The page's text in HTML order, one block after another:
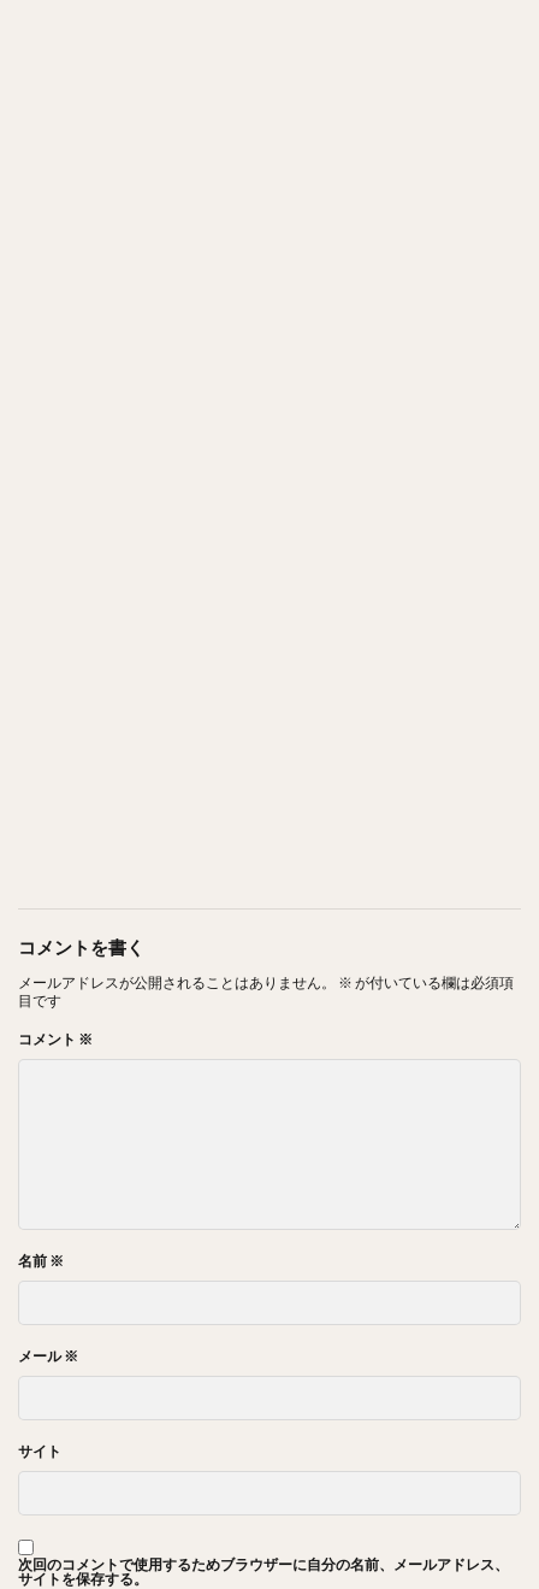
コメントを書く
メールアドレスが公開されることはありません。 ※ が付いている欄は必須項
目です
コメント ※
名前 ※
メール※
サイト
次回のコメントで使用するためブラウザーに自分の名前、メールアドレス、
サイトを保存する。